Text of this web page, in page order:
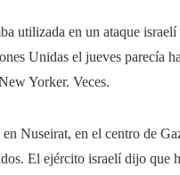
utilizada en un ataque
Unidas el jueves parecía
Yorker. Veces.
Nuseirat, en el centro de
El ejército israelí dijo que